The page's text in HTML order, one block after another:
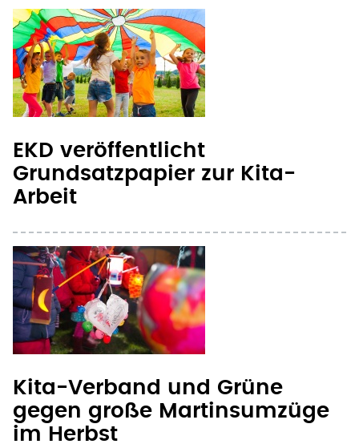
EKD veröffentlicht
Grundsatzpapier zur Kita-
Arbeit
Kita-Verband und Grüne
gegen große Martinsumzüge
im Herbst